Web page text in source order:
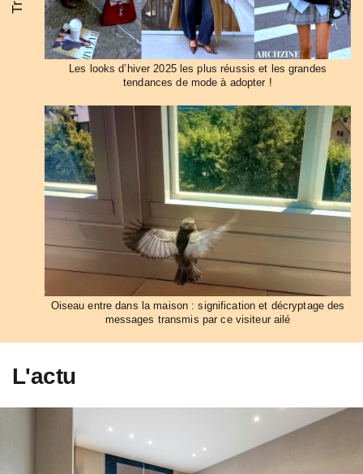
Les looks d’hiver 2025 les plus réussis et les grandes
tendances de mode à adopter !
Oiseau entre dans la maison : signification et décryptage des
messages transmis par ce visiteur ailé
L'actu